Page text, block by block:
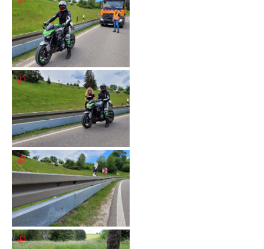
2012
Galerie
2011
Galerie
2010
Galerie
2009
Galerie
2008
Galerie
2007
Galerie
2006
Galerie
2005